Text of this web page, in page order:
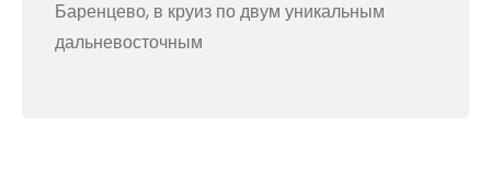
Баренцево, в круиз по двум уникальным
дальневосточным